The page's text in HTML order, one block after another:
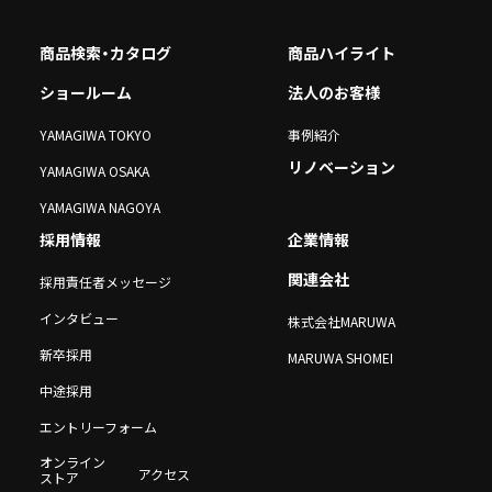
商品検索・カタログ
商品ハイライト
ショールーム
YAMAGIWA TOKYO
YAMAGIWA OSAKA
YAMAGIWA NAGOYA
法人のお客様
事例紹介
リノベーション
採用情報
採用責任者メッセージ
インタビュー
新卒採用
中途採用
エントリーフォーム
企業情報
関連会社
株式会社MARUWA
MARUWA SHOMEI
オンライン
ストア
アクセス